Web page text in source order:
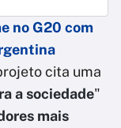
no G20 com
cita uma
a sociedade"
mais